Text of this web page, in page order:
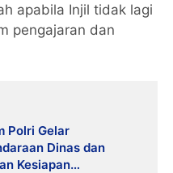
apabila Injil tidak lagi
pengajaran dan
Polri Gelar
Dinas dan
Kesiapan